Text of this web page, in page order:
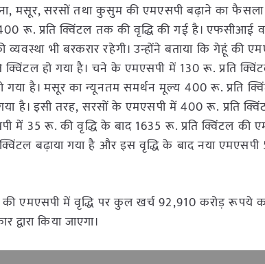
मसूर, सरसों तथा कुसुम की एमएसपी बढ़ाने का फैसला
प्रति क्विंटल तक की वृद्धि की गई है। एफसीआई व
भी बरकरार रहेगी। उन्होंने बताया कि गेहूं की
हो गया है। चने के एमएसपी में 130 रू. प्रति
है। मसूर का न्यूनतम समर्थन मूल्य 400 रू. प्रति
है। इसी तरह, सरसों के एमएसपी में 400 रू. प्रति
में 35 रू. की वृद्धि के बाद 1635 रू. प्रति क्विंटल की
बढ़ाया गया है और इस वृद्धि के बाद नया
की एमएसपी में वृद्धि पर कुल खर्च 92,910 करोड़
किया जाएगा।